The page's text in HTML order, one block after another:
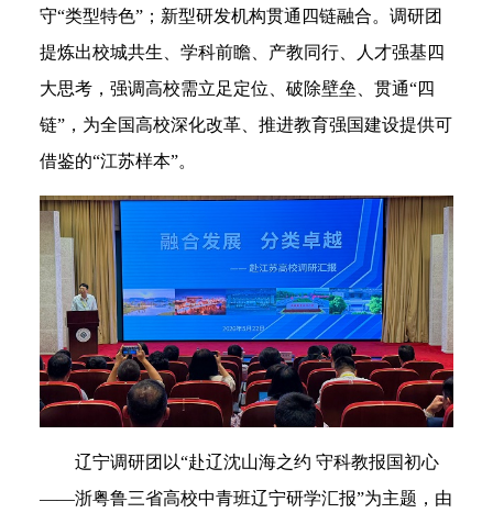
守“类型特色”；新型研发机构贯通四链融合。调研团
提炼出校城共生、学科前瞻、产教同行、人才强基四
大思考，强调高校需立足定位、破除壁垒、贯通“四
链”，为全国高校深化改革、推进教育强国建设提供可
借鉴的“江苏样本”。
辽宁调研团以“赴辽沈山海之约 守科教报国初心
——浙粤鲁三省高校中青班辽宁研学汇报”为主题，由